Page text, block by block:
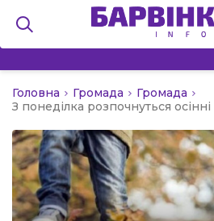
Головна Громада
Громада
З понеділка розпочнуться осінні